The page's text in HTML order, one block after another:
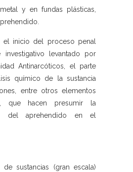
y en fundas plásticas,
el inicio del proceso penal
levantado por
Antinarcóticos, el parte
químico de la sustancia
entre otros elementos
que hacen presumir la
del aprehendido en el
sustancias (gran escala)